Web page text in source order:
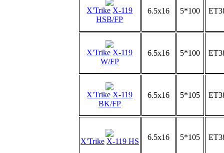
X'Trike X-119
HSB/FP
6.5x16 5*100
X'Trike X-119
W/FP
6.5x16 5*100
X'Trike X-119
BK/FP
6.5x16 5*105
X'Trike X-119 HS 6.5x16 5*105